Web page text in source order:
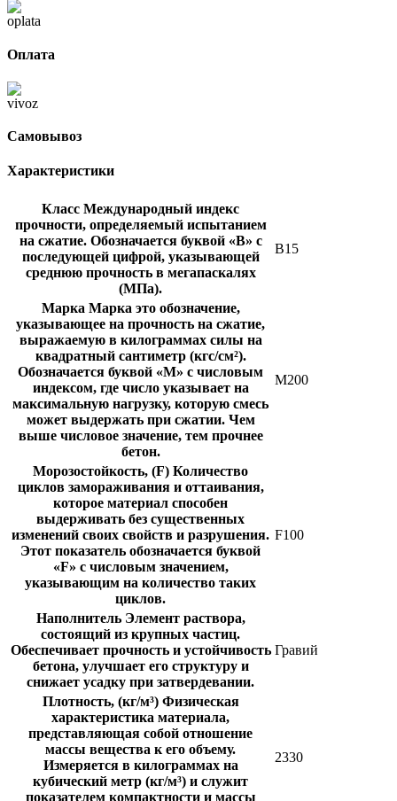
Оплата
Самовывоз
Характеристики
Класс Международный индекс
прочности, определяемый испытанием
на сжатие. Обозначается буквой «В» с
последующей цифрой, указывающей
среднюю прочность в мегапаскалях
(МПа).
В15
Марка Марка это обозначение,
указывающее на прочность на сжатие,
выражаемую в килограммах силы на
квадратный сантиметр (кгс/см²).
Обозначается буквой «М» с числовым
индексом, где число указывает на
максимальную нагрузку, которую смесь
может выдержать при сжатии. Чем
выше числовое значение, тем прочнее
бетон.
М200
Морозостойкость, (F) Количество
циклов замораживания и оттаивания,
которое материал способен
выдерживать без существенных
изменений своих свойств и разрушения.
Этот показатель обозначается буквой
«F» с числовым значением,
указывающим на количество таких
циклов.
F100
Наполнитель Элемент раствора,
состоящий из крупных частиц.
Обеспечивает прочность и устойчивость
бетона, улучшает его структуру и
снижает усадку при затвердевании.
Гравий
Плотность, (кг/м³) Физическая
характеристика материала,
представляющая собой отношение
массы вещества к его объему.
Измеряется в килограммах на
кубический метр (кг/м³) и служит
показателем компактности и массы
2330